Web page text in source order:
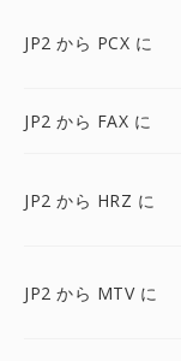
JP2 から PCX に
JP2 から FAX に
JP2 から HRZ に
JP2 から MTV に